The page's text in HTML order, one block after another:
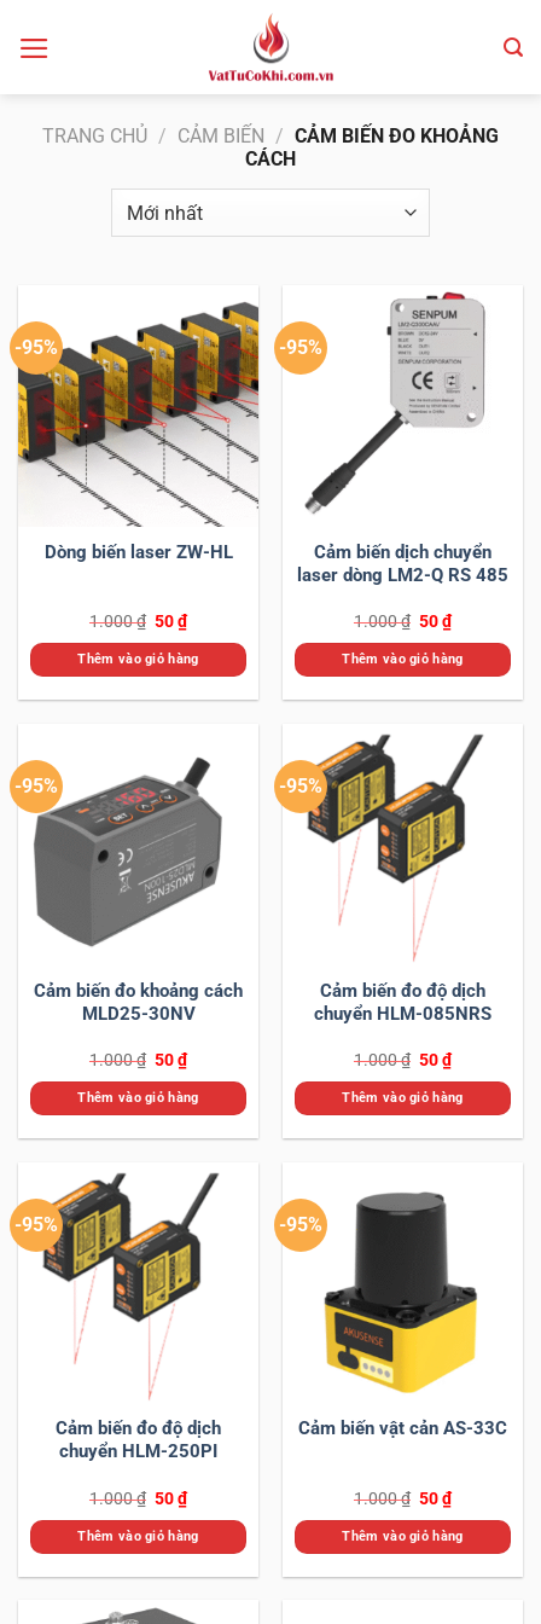
qua
TRANG CHỦ / CẢM BIẾN / CẢM BIẾN ĐO KHOẢNG
CÁCH
-95%
Dòng biến laser ZW-HL
1.000₫ Giá
gốc
là:
1.000 ₫.
50₫Giá
hiện
tại
là:
50 ₫.
Thêm vào giỏ hàng
-95%
Cảm biến dịch chuyển
laser dòng LM2-Q RS 485
1.000₫ Giá
gốc
là:
1.000 ₫.
50₫Giá
hiện
tại
là:
50 ₫.
Thêm vào giỏ hàng
-95%
Cảm biến đo khoảng cách
MLD25-30NV
1.000₫ Giá
gốc
là:
1.000 ₫.
50₫Giá
hiện
là:
50 ₫.
Thêm vào giỏ hàng
-95%
Cảm biến đo độ dịch
chuyển HLM-085NRS
1.000₫ Giá
gốc
là:
1.000 ₫.
50₫Giá
hiện
là:
50 ₫.
Thêm vào giỏ hàng
-95%
Cảm biến đo độ dịch
chuyển HLM-250PI
1.000₫ Giá
gốc
là:
1.000 ₫.
50₫Giá
hiện
là:
50 ₫.
Thêm vào giỏ hàng
-95%
Cảm biến vật cản AS-33C
1.000₫ Giá
gốc
là:
1.000 ₫.
50₫Giá
hiện
là:
50 ₫.
Thêm vào giỏ hàng